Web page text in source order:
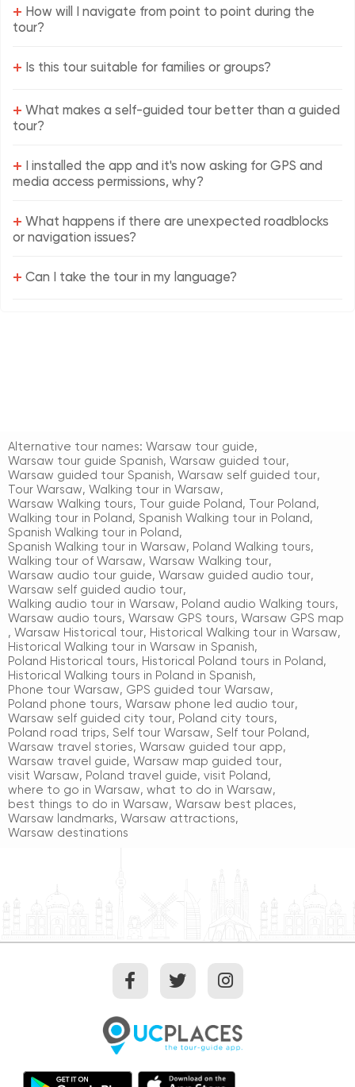
+ How will I navigate from point to point during the
tour?
+ Is this tour suitable for families or groups?
+ What makes a self-guided tour better than a guided
tour?
+ I installed the app and it's now asking for GPS and
media access permissions, why?
+ What happens if there are unexpected roadblocks
or navigation issues?
+ Can I take the tour in my language?
Alternative tour names: Warsaw tour guide,
Warsaw tour guide Spanish, Warsaw guided tour,
Warsaw guided tour Spanish, Warsaw self guided tour,
Tour Warsaw, Walking tour in Warsaw,
Warsaw Walking tours, Tour guide Poland, Tour Poland,
Walking tour in Poland, Spanish Walking tour in Poland,
Spanish Walking tour in Poland,
Spanish Walking tour in Warsaw, Poland Walking tours,
Walking tour of Warsaw, Warsaw Walking tour,
Warsaw audio tour guide, Warsaw guided audio tour,
Warsaw self guided audio tour,
Walking audio tour in Warsaw, Poland audio Walking tours,
Warsaw audio tours, Warsaw GPS tours, Warsaw GPS map
, Warsaw Historical tour, Historical Walking tour in Warsaw,
Historical Walking tour in Warsaw in Spanish,
Poland Historical tours, Historical Poland tours in Poland,
Historical Walking tours in Poland in Spanish,
Phone tour Warsaw, GPS guided tour Warsaw,
Poland phone tours, Warsaw phone led audio tour,
Warsaw self guided city tour, Poland city tours,
Poland road trips, Self tour Warsaw, Self tour Poland,
Warsaw travel stories, Warsaw guided tour app,
Warsaw travel guide, Warsaw map guided tour,
visit Warsaw, Poland travel guide, visit Poland,
where to go in Warsaw, what to do in Warsaw,
best things to do in Warsaw, Warsaw best places,
Warsaw landmarks, Warsaw attractions,
Warsaw destinations